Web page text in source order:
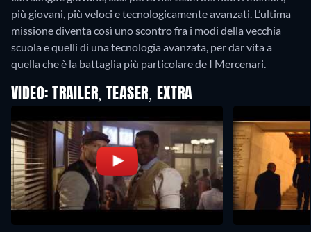
più giovani, più veloci e tecnologicamente avanzati. L’ultima
missione diventa così uno scontro fra i modi della vecchia
scuola e quelli di una tecnologia avanzata, per dar vita a
quella che è la battaglia più particolare de I Mercenari.
VIDEO: TRAILER, TEASER, EXTRA